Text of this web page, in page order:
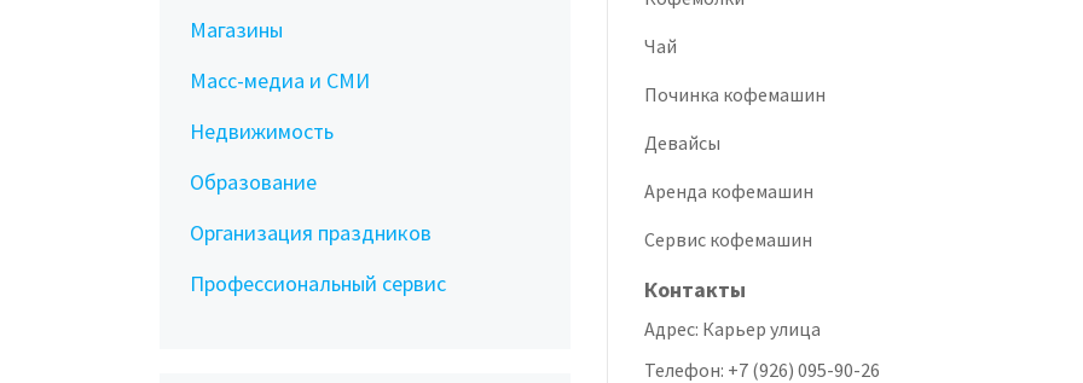
Чай
Починка кофемашин
Девайсы
Аренда кофемашин
Сервис кофемашин
Контакты
Адрес: Карьер улица
Телефон: +7 (926) 095-90-26
Магазины
Масс-медиа и СМИ
Недвижимость
Образование
Организация праздников
Профессиональный сервис